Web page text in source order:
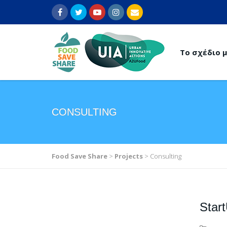
Το σχέδιο
CONSULTING
Food Save Share > Projects > Consulting